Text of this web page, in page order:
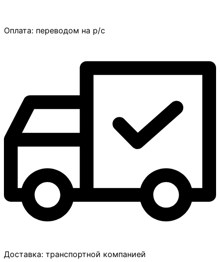
Оплата: переводом на р/с
Доставка: транспортной компанией